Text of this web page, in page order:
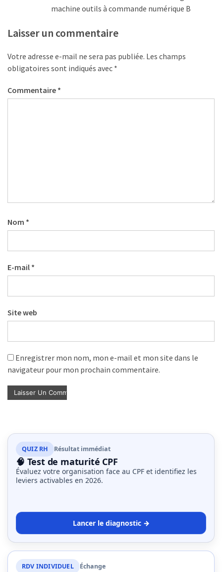
machine outils à commande numérique B
Laisser un commentaire
Votre adresse e-mail ne sera pas publiée. Les champs
obligatoires sont indiqués avec *
Commentaire *
Nom *
E-mail *
Site web
Enregistrer mon nom, mon e-mail et mon site dans le
navigateur pour mon prochain commentaire.
QUIZ RH Résultat immédiat
🧠 Test de maturité CPF
Évaluez votre organisation face au CPF et identifiez les
leviers activables en 2026.
Lancer le diagnostic →
RDV INDIVIDUEL Échange